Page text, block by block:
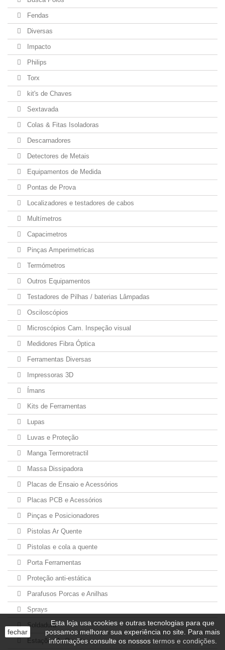
Fendas
Diversas
Impacto
Philips
Torx
kit's de Chaves
Sextavada
Colas & Fitas Isoladoras
Descarnadores
Detectores de Metais
Equipamentos de Medida
Pontas de Prova
Localizadores e testadores de cabos
Multímetros
Capacimetros
Pinças Amperimetricas
Termómetros
Outros Equipamentos
Testadores de Pilhas / baterias Lâmpadas
Osciloscópios
Microscópios Cam. Inspeção visual
Medidores Fibra Óptica
Ferramentas Diversas
Impressoras 3D
Ímans
Kits de Ferramentas
Lupas
Luvas e Proteção
Manga Termoretractil
Massa Dissipadora
Placas de Ensaio e Acessórios
Placas PCB e Acessórios
Pinças e Posicionadores
Pistolas Ar Quente
Pistolas e cola a quente
Porta Ferramentas
Proteção anti-estática
Parafusos Porcas e Anilhas
Sprays
Soldadura
Estações Ar Quente
fechar
Esta loja usa cookies e outras tecnologias para que
possamos melhorar sua experiência no site. Para mais
informações consulte os nossos termos e condições.